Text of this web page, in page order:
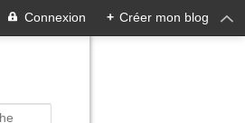
Connexion + Créer mon blog